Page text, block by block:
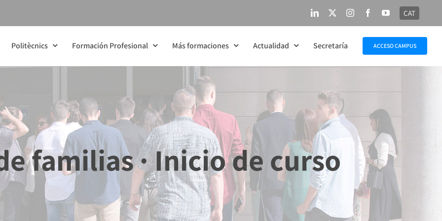
LinkedIn InstagramFacebookYouTube
CAT
Politècnics Formación Profesional Más formaciones Actualidad Secretaría ACCESO CAMPUS
familias · Inicio de curso